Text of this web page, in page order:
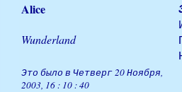
Alice
Wunderland
Это было в Четверг 20 Ноября,
2003, 16 : 10 : 40